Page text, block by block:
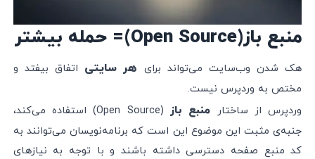
منبع باز(Open Source)= حمله بیشتر
هک شدن وب‌سایت می‌تواند برای هر سایتی اتفاق بیفتد و
مختص به وردپرس نیست.
وردپرس از ساختار منبع باز
(Open Source) استفاده می‌کند،
جنبه‌ی مثبت این موضوع این است که برنامه‌نویسان می‌توانند به
کد منبع صفحه دسترسی داشته باشند و با توجه به نیازهای